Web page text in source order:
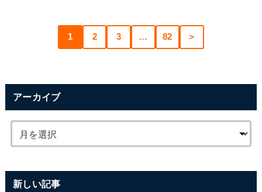
1 2 3 … 82 ＞
アーカイブ
新しい記事